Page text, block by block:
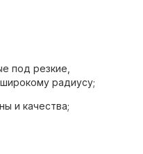
под резкие,
радиусу;
и качества;